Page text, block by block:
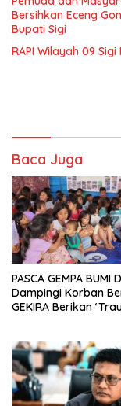
Bersihkan Eceng
Bupati Sigi
RAPI Wilayah 09
Baca Juga
PASCA GEMPA BUMI
Dampingi Korban
GEKIRA Berikan